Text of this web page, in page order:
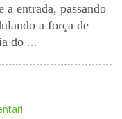
a entrada, passando
a força de
do ...